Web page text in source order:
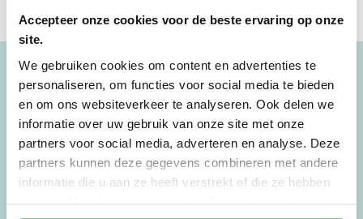
Accepteer onze cookies voor de beste ervaring op onze
site.
We gebruiken cookies om content en advertenties te
personaliseren, om functies voor social media te bieden
en om ons websiteverkeer te analyseren. Ook delen we
informatie over uw gebruik van onze site met onze
partners voor social media, adverteren en analyse. Deze
partners kunnen deze gegevens combineren met andere
informatie die u aan ze heeft verstrekt of die ze hebben
De Preston verkooppunten
De Preston organisatie heeft veel winkels in Nederland. Er is er dus altijd
wel een voor u in de buurt om eens gezellig te komen kijken. De Preston
specialisten munten uit in hun service, klantvriendelijkheid en de
kwaliteit van hun producten.